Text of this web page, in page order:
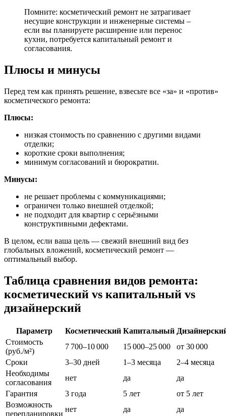
Помните: косметический ремонт не затрагивает
несущие конструкции и инженерные системы –
если вы планируете расширение или перенос
кухни, потребуется капитальный ремонт и
согласования.
Плюсы и минусы
Перед тем как принять решение, взвесьте все «за» и «против»
косметического ремонта:
Плюсы:
низкая стоимость по сравнению с другими видами
отделки;
короткие сроки выполнения;
минимум согласований и бюрократии.
Минусы:
не решает проблемы с коммуникациями;
ограничен только внешней отделкой;
не подходит для квартир с серьёзными
конструктивными дефектами.
В целом, если ваша цель — свежий внешний вид без
глобальных вложений, косметический ремонт —
оптимальный выбор.
Таблица сравнения видов ремонта:
косметический vs капитальный vs
дизайнерский
Параметр Косметический Капитальный
Стоимость
(руб./м²)
7 700–10 000 15 000–25 000
от 30 000
Сроки
3–30 дней 1–3 месяца
2–4 месяца
Необходимы
согласования
нет да
да
Гарантия
3 года 5 лет
от 5 лет
Возможность
перепланировки
нет да да